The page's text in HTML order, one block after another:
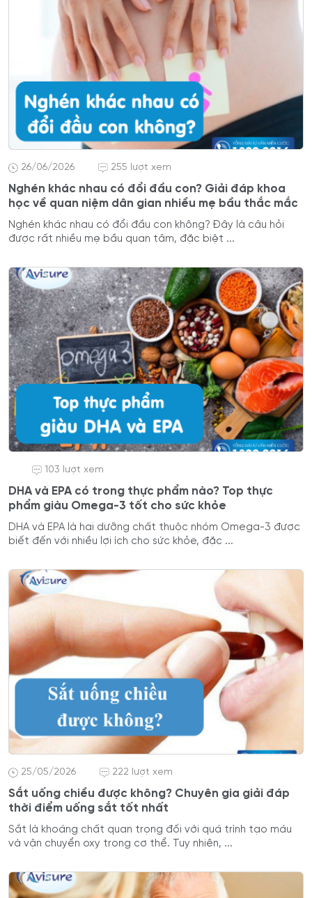
26/06/2026 255 lượt xem
Nghén khác nhau có đổi đầu con? Giải đáp khoa
học về quan niệm dân gian nhiều mẹ bầu thắc mắc
Nghén khác nhau có đổi đầu con không? Đây là câu hỏi
được rất nhiều mẹ bầu quan tâm, đặc biệt ...
103 lượt xem
DHA và EPA có trong thực phẩm nào? Top thực
phẩm giàu Omega-3 tốt cho sức khỏe
DHA và EPA là hai dưỡng chất thuộc nhóm Omega-3 được
biết đến với nhiều lợi ích cho sức khỏe, đặc ...
25/05/2026 222 lượt xem
Sắt uống chiều được không? Chuyên gia giải đáp
thời điểm uống sắt tốt nhất
Sắt là khoáng chất quan trọng đối với quá trình tạo máu
và vận chuyển oxy trong cơ thể. Tuy nhiên, ...